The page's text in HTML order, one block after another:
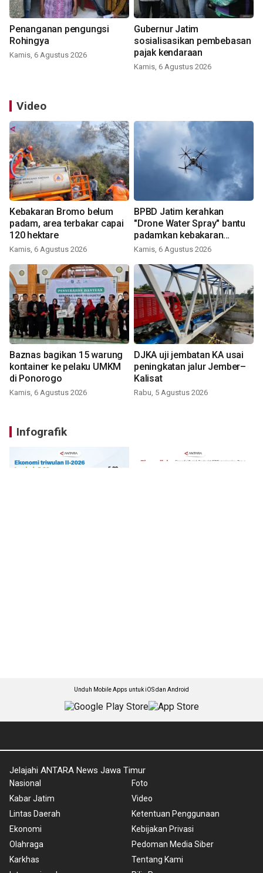
Penanganan pengungsi
Rohingya
Kamis, 6 Agustus 2026
Gubernur Jatim
sosialisasikan pembebasan
pajak kendaraan
Kamis, 6 Agustus 2026
Video
Kebakaran Bromo belum
padam, area terbakar capai
120 hektare
Kamis, 6 Agustus 2026
BPBD Jatim kerahkan
"Drone Water Spray" bantu
padamkan kebakaran
Bromo
Kamis, 6 Agustus 2026
Baznas bagikan 15 warung
kontainer ke pelaku UMKM
di Ponorogo
Kamis, 6 Agustus 2026
DJKA uji jembatan KA usai
peningkatan jalur Jember–
Kalisat
Rabu, 5 Agustus 2026
Infografik
Unduh Mobile Apps untuk iOS dan Android
Jelajahi ANTARA News Jawa Timur
Nasional
Kabar Jatim
Lintas Daerah
Ekonomi
Olahraga
Karkhas
Foto
Video
Ketentuan Penggunaan
Kebijakan Privasi
Pedoman Media Siber
Tentang Kami